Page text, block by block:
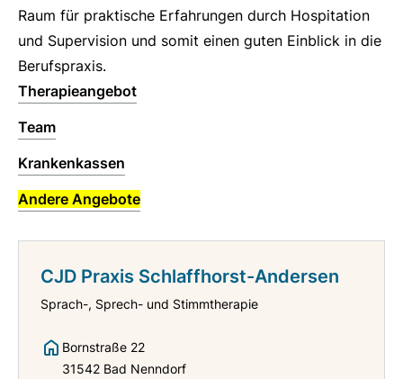
Raum für praktische Erfahrungen durch Hospitation
und Supervision und somit einen guten Einblick in die
Berufspraxis.
Therapieangebot
Team
Krankenkassen
Andere Angebote
CJD Praxis Schlaffhorst-Andersen
Sprach-, Sprech- und Stimmtherapie
Bornstraße 22
31542 Bad Nenndorf